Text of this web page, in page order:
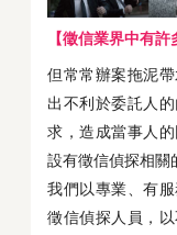
【徵信業界中有
但常常辦案拖泥
出不利於委託人
求，造成當事人
設有徵信偵探相關
我們以專業、有
徵信偵探人員，